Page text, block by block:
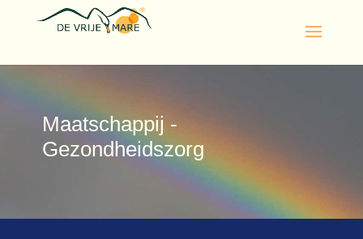
Maatschappij -
Gezondheidszorg